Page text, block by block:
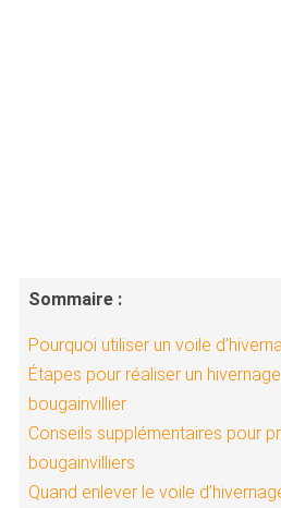
Sommaire :
Pourquoi utiliser un voile
Étapes pour réaliser un
bougainvillier
Conseils supplémentaires pour
bougainvilliers
Quand enlever le voile